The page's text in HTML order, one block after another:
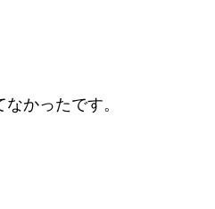
かったです。